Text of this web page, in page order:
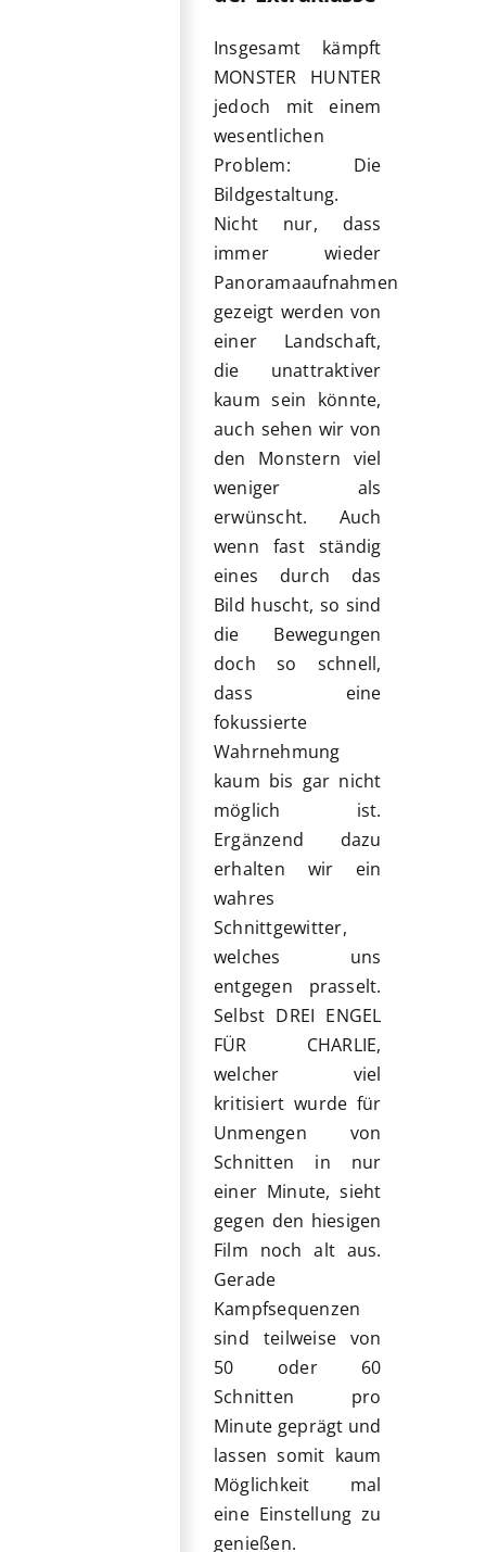
Insgesamt kämpft
MONSTER HUNTER
jedoch mit einem
wesentlichen
Problem: Die
Bildgestaltung.
Nicht nur, dass
immer wieder
Panoramaaufnahmen
gezeigt werden von
einer Landschaft,
die unattraktiver
kaum sein könnte,
auch sehen wir von
den Monstern viel
weniger als
erwünscht. Auch
wenn fast ständig
eines durch das
Bild huscht, so sind
die Bewegungen
doch so schnell,
dass eine
fokussierte
Wahrnehmung
kaum bis gar nicht
möglich ist.
Ergänzend dazu
erhalten wir ein
wahres
Schnittgewitter,
welches uns
entgegen prasselt.
Selbst DREI ENGEL
FÜR CHARLIE,
welcher viel
kritisiert wurde für
Unmengen von
Schnitten in nur
einer Minute, sieht
gegen den hiesigen
Film noch alt aus.
Gerade
Kampfsequenzen
sind teilweise von
50 oder 60
Schnitten pro
Minute geprägt und
lassen somit kaum
Möglichkeit mal
eine Einstellung zu
genießen.